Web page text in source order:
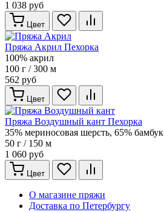
1 038 руб
Цвет
Пряжа Акрил Пехорка
100% акрил
100 г / 300 м
562 руб
Цвет
Пряжа Воздушный кант Пехорка
35% мериносовая шерсть, 65% бамбук
50 г / 150 м
1 060 руб
Цвет
О магазине пряжи
Доставка по Петербургу